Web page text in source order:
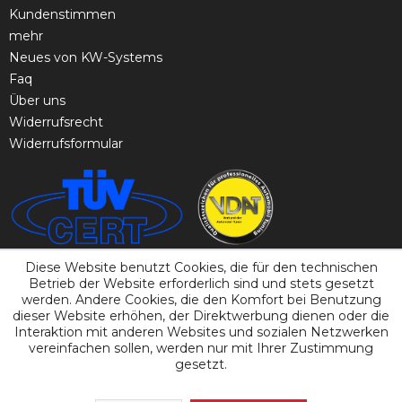
Kundenstimmen
mehr
Neues von KW-Systems
Faq
Über uns
Widerrufsrecht
Widerrufsformular
Diese Website benutzt Cookies, die für den technischen
Betrieb der Website erforderlich sind und stets gesetzt
werden. Andere Cookies, die den Komfort bei Benutzung
dieser Website erhöhen, der Direktwerbung dienen oder die
Interaktion mit anderen Websites und sozialen Netzwerken
vereinfachen sollen, werden nur mit Ihrer Zustimmung
gesetzt.